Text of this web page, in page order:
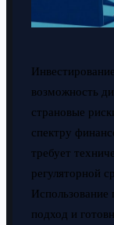
возможность
страновые
спектру
требует
регуляторной
Использование
подход и